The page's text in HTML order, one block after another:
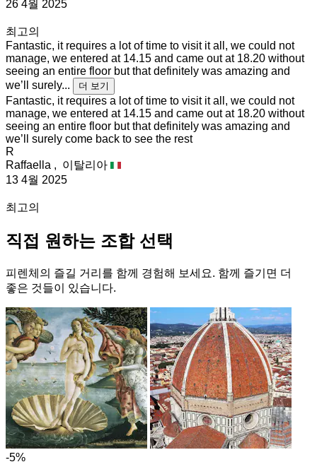
26 4월 2025
최고의
Fantastic, it requires a lot of time to visit it all, we could not
manage, we entered at 14.15 and came out at 18.20 without
seeing an entire floor but that definitely was amazing and
we’ll surely...
더 보기
Fantastic, it requires a lot of time to visit it all, we could not
manage, we entered at 14.15 and came out at 18.20 without
seeing an entire floor but that definitely was amazing and
we’ll surely come back to see the rest
R
Raffaella , 이탈리아
13 4월 2025
최고의
직접 원하는 조합 선택
피렌체의 즐길 거리를 함께 경험해 보세요. 함께 즐기면 더
좋은 것들이 있습니다.
-5%